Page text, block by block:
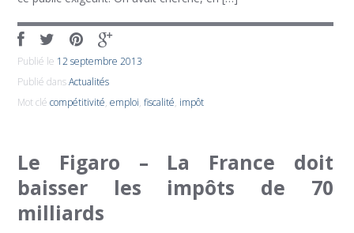
Publié le 12 septembre 2013
Publié dansActualités
Mot clécompétitivité,emploi,fiscalité, impôt
Le Figaro – La France doit
baisser les impôts de 70
milliards